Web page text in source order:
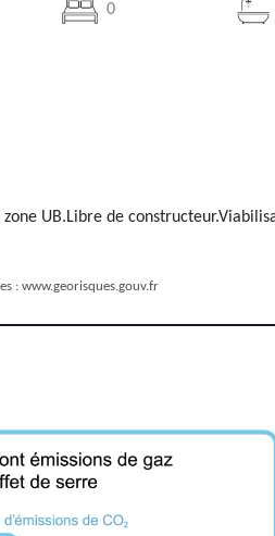
0
UB.Libre de
: www.georisques.gouv.fr